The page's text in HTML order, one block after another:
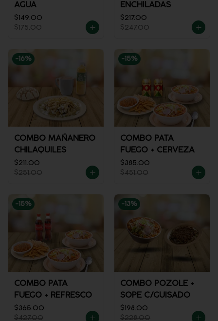
AGUA
$149.00
$175.00
ENCHILADAS
$217.00
$247.00
-16%
COMBO MAÑANERO
CHILAQUILES
$211.00
$251.00
-15%
COMBO PATA
FUEGO + CERVEZA
$385.00
$451.00
-15%
COMBO PATA
FUEGO + REFRESCO
$365.00
$427.00
-13%
COMBO POZOLE +
SOPE C/GUISADO
$198.00
$228.00